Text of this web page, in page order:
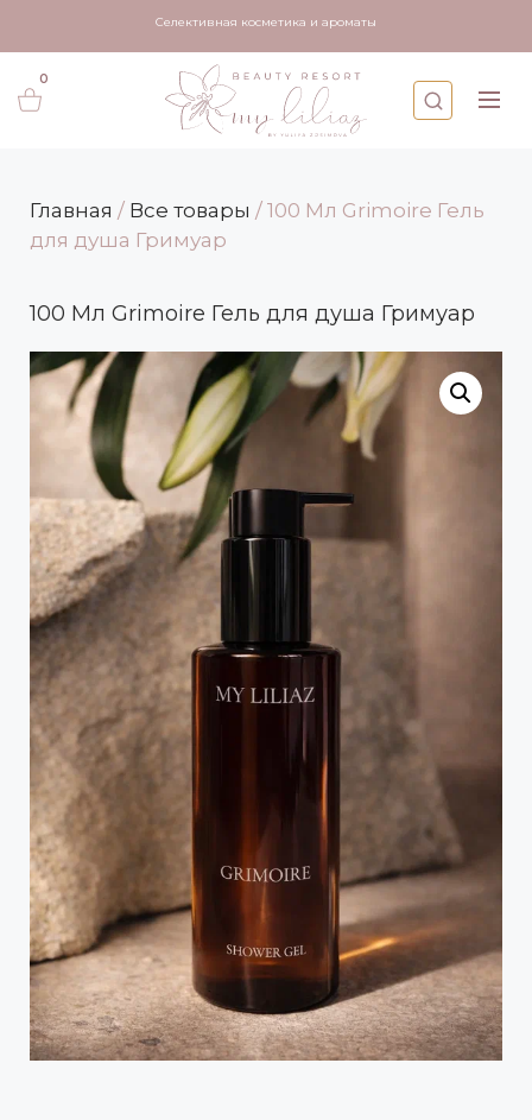
Селективная косметика и ароматы
0
Главная / Все товары / 100 Мл Grimoire Гель
для душа Гримуар
100 Мл Grimoire Гель для душа Гримуар